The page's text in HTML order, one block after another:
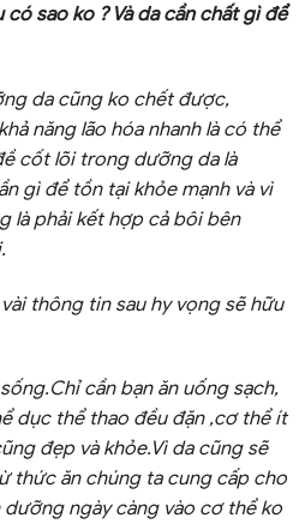
sao ko ? Và da cần chất gì để
da cũng ko chết được,
năng lão hóa nhanh là có thể
cốt lõi trong dưỡng da là
gì để tồn tại khỏe mạnh và vì
là phải kết hợp cả bôi bên
thông tin sau hy vọng sẽ hữu
cần bạn ăn uống sạch,
dục thể thao đều đặn ,cơ thể ít
đẹp và khỏe.Vì da cũng sẽ
thức ăn chúng ta cung cấp cho
ngày càng vào cơ thể ko